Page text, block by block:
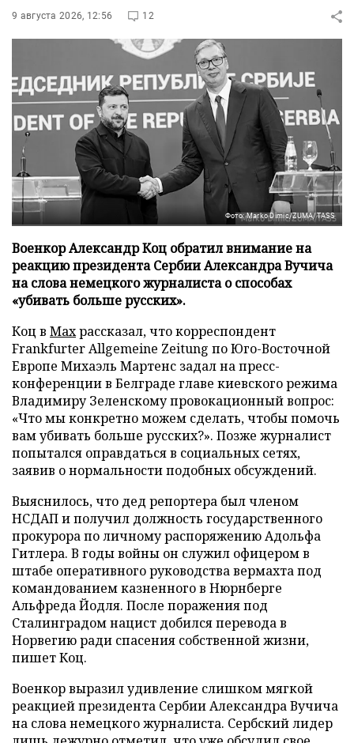
9 августа 2026, 12:56 12
Фото: Marko Dimic/ZUMA/TASS
Военкор Александр Коц обратил внимание на
реакцию президента Сербии Александра Вучича
на слова немецкого журналиста о способах
«убивать больше русских».
Коц в Махрассказал, что корреспондент
Frankfurter Allgemeine Zeitung по Юго-Восточной
Европе Михаэль Мартенс задал на пресс-
конференции в Белграде главе киевского режима
Владимиру Зеленскому провокационный вопрос:
«Что мы конкретно можем сделать, чтобы помочь
вам убивать больше русских?». Позже журналист
попытался оправдаться в социальных сетях,
заявив о нормальности подобных обсуждений.
Выяснилось, что дед репортера был членом
НСДАП и получил должность государственного
прокурора по личному распоряжению Адольфа
Гитлера. В годы войны он служил офицером в
штабе оперативного руководства вермахта под
командованием казненного в Нюрнберге
Альфреда Йодля. После поражения под
Сталинградом нацист добился перевода в
Норвегию ради спасения собственной жизни,
пишет Коц.
Военкор выразил удивление слишком мягкой
реакцией президента Сербии Александра Вучича
на слова немецкого журналиста. Сербский лидер